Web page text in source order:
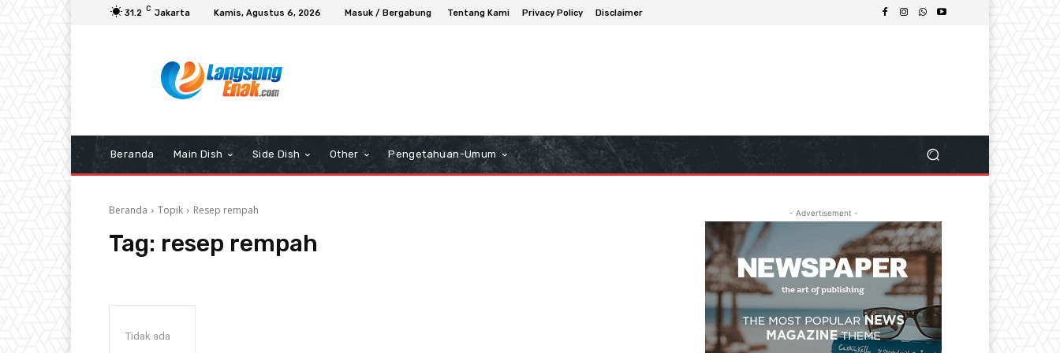
31.2 C Jakarta Kamis, Agustus 6, 2026 Masuk / Bergabung Tentang Kami Privacy Policy Disclaimer
Beranda Main Dish Side Dish Other Pengetahuan-Umum
Beranda Topik Resep rempah
Tag: resep rempah
Tidak ada
- Advertisement -